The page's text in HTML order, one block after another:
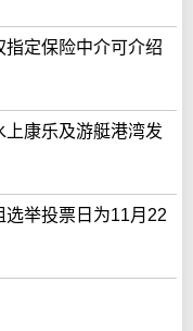
定保险中介可介绍
康乐及游艇港湾发
举投票日为11月22